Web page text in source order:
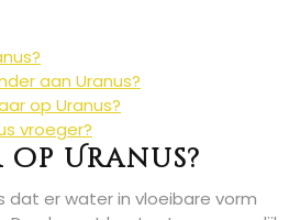
aan Uranus?
op Uranus?
vroeger?
Uranus?
dat er water in vloeibare vorm